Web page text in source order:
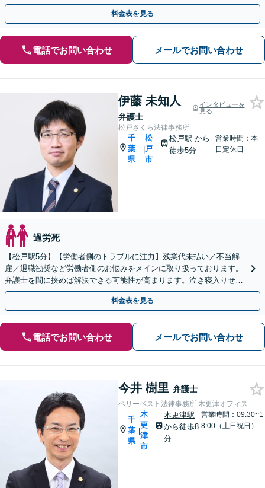
面談可】【葭川公園駅5分】
料金表を見る
電話でお問い合わせ メールでお問い合わせ
伊藤 未知人
弁護士
インタビューを
見る
松戸さくら法律事務所
千
葉
県
|
松
戸
市
松戸駅から
徒歩5分
営業時間：本
日定休日
過労死
【松戸駅5分】【労働者側のトラブルに注力】残業代未払い／不当解
雇／退職勧奨など労働者側のお悩みをメインに取り扱っております。
弁護士を間に挟めば解決できる可能性が高まります。泣き寝入りせず
ご相談ください。【初回相談無料】【夜間・休日相談可能】
料金表を見る
電話でお問い合わせ メールでお問い合わせ
今井 樹里 弁護士
ベリーベスト法律事務所 木更津オフィス
千
葉
県
|
木
更
津
市
木更津駅
から徒歩8
分
営業時間：09:30~1
8:00（土日祝日）